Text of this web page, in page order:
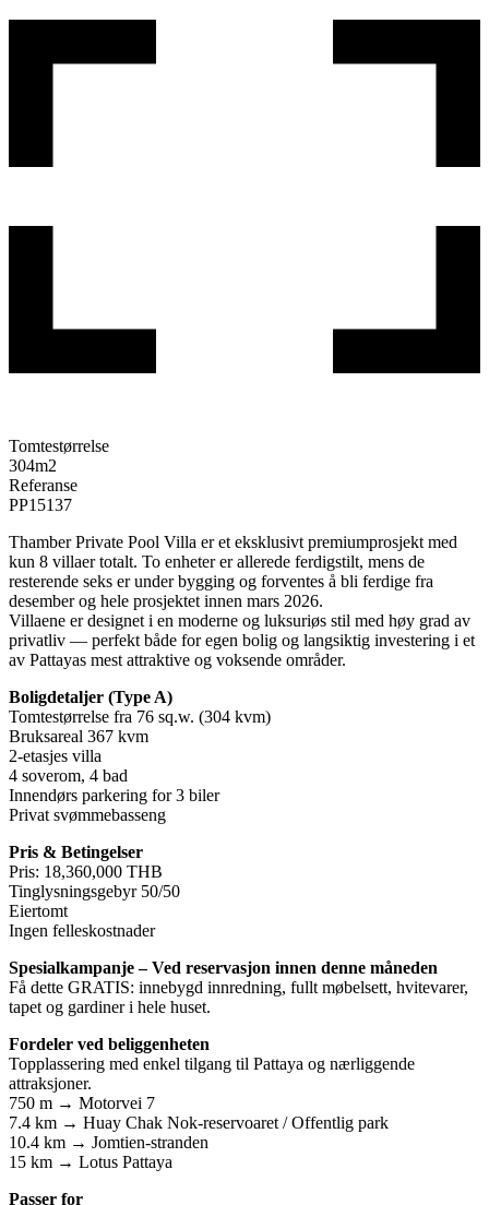
Tomtestørrelse
304m2
Referanse
PP15137
Thamber Private Pool Villa er et eksklusivt premiumprosjekt med
kun 8 villaer totalt. To enheter er allerede ferdigstilt, mens de
resterende seks er under bygging og forventes å bli ferdige fra
desember og hele prosjektet innen mars 2026.
Villaene er designet i en moderne og luksuriøs stil med høy grad av
privatliv — perfekt både for egen bolig og langsiktig investering i et
av Pattayas mest attraktive og voksende områder.
Boligdetaljer (Type A)
Tomtestørrelse fra 76 sq.w. (304 kvm)
Bruksareal 367 kvm
2-etasjes villa
4 soverom, 4 bad
Innendørs parkering for 3 biler
Privat svømmebasseng
Pris & Betingelser
Pris: 18,360,000 THB
Tinglysningsgebyr 50/50
Eiertomt
Ingen felleskostnader
Spesialkampanje – Ved reservasjon innen denne måneden
Få dette GRATIS: innebygd innredning, fullt møbelsett, hvitevarer,
tapet og gardiner i hele huset.
Fordeler ved beliggenheten
Topplassering med enkel tilgang til Pattaya og nærliggende
attraksjoner.
750 m → Motorvei 7
7.4 km → Huay Chak Nok-reservoaret / Offentlig park
10.4 km → Jomtien-stranden
15 km → Lotus Pattaya
Passer for